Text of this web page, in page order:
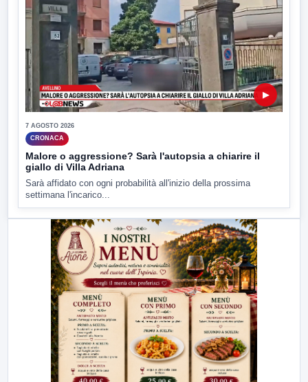
▶
7 AGOSTO 2026
CRONACA
Malore o aggressione? Sarà l'autopsia a chiarire il
giallo di Villa Adriana
Sarà affidato con ogni probabilità all'inizio della prossima
settimana l'incarico...